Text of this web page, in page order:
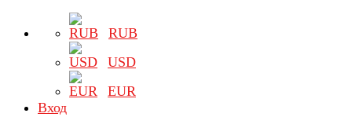
RUB
USD
EUR
Вход